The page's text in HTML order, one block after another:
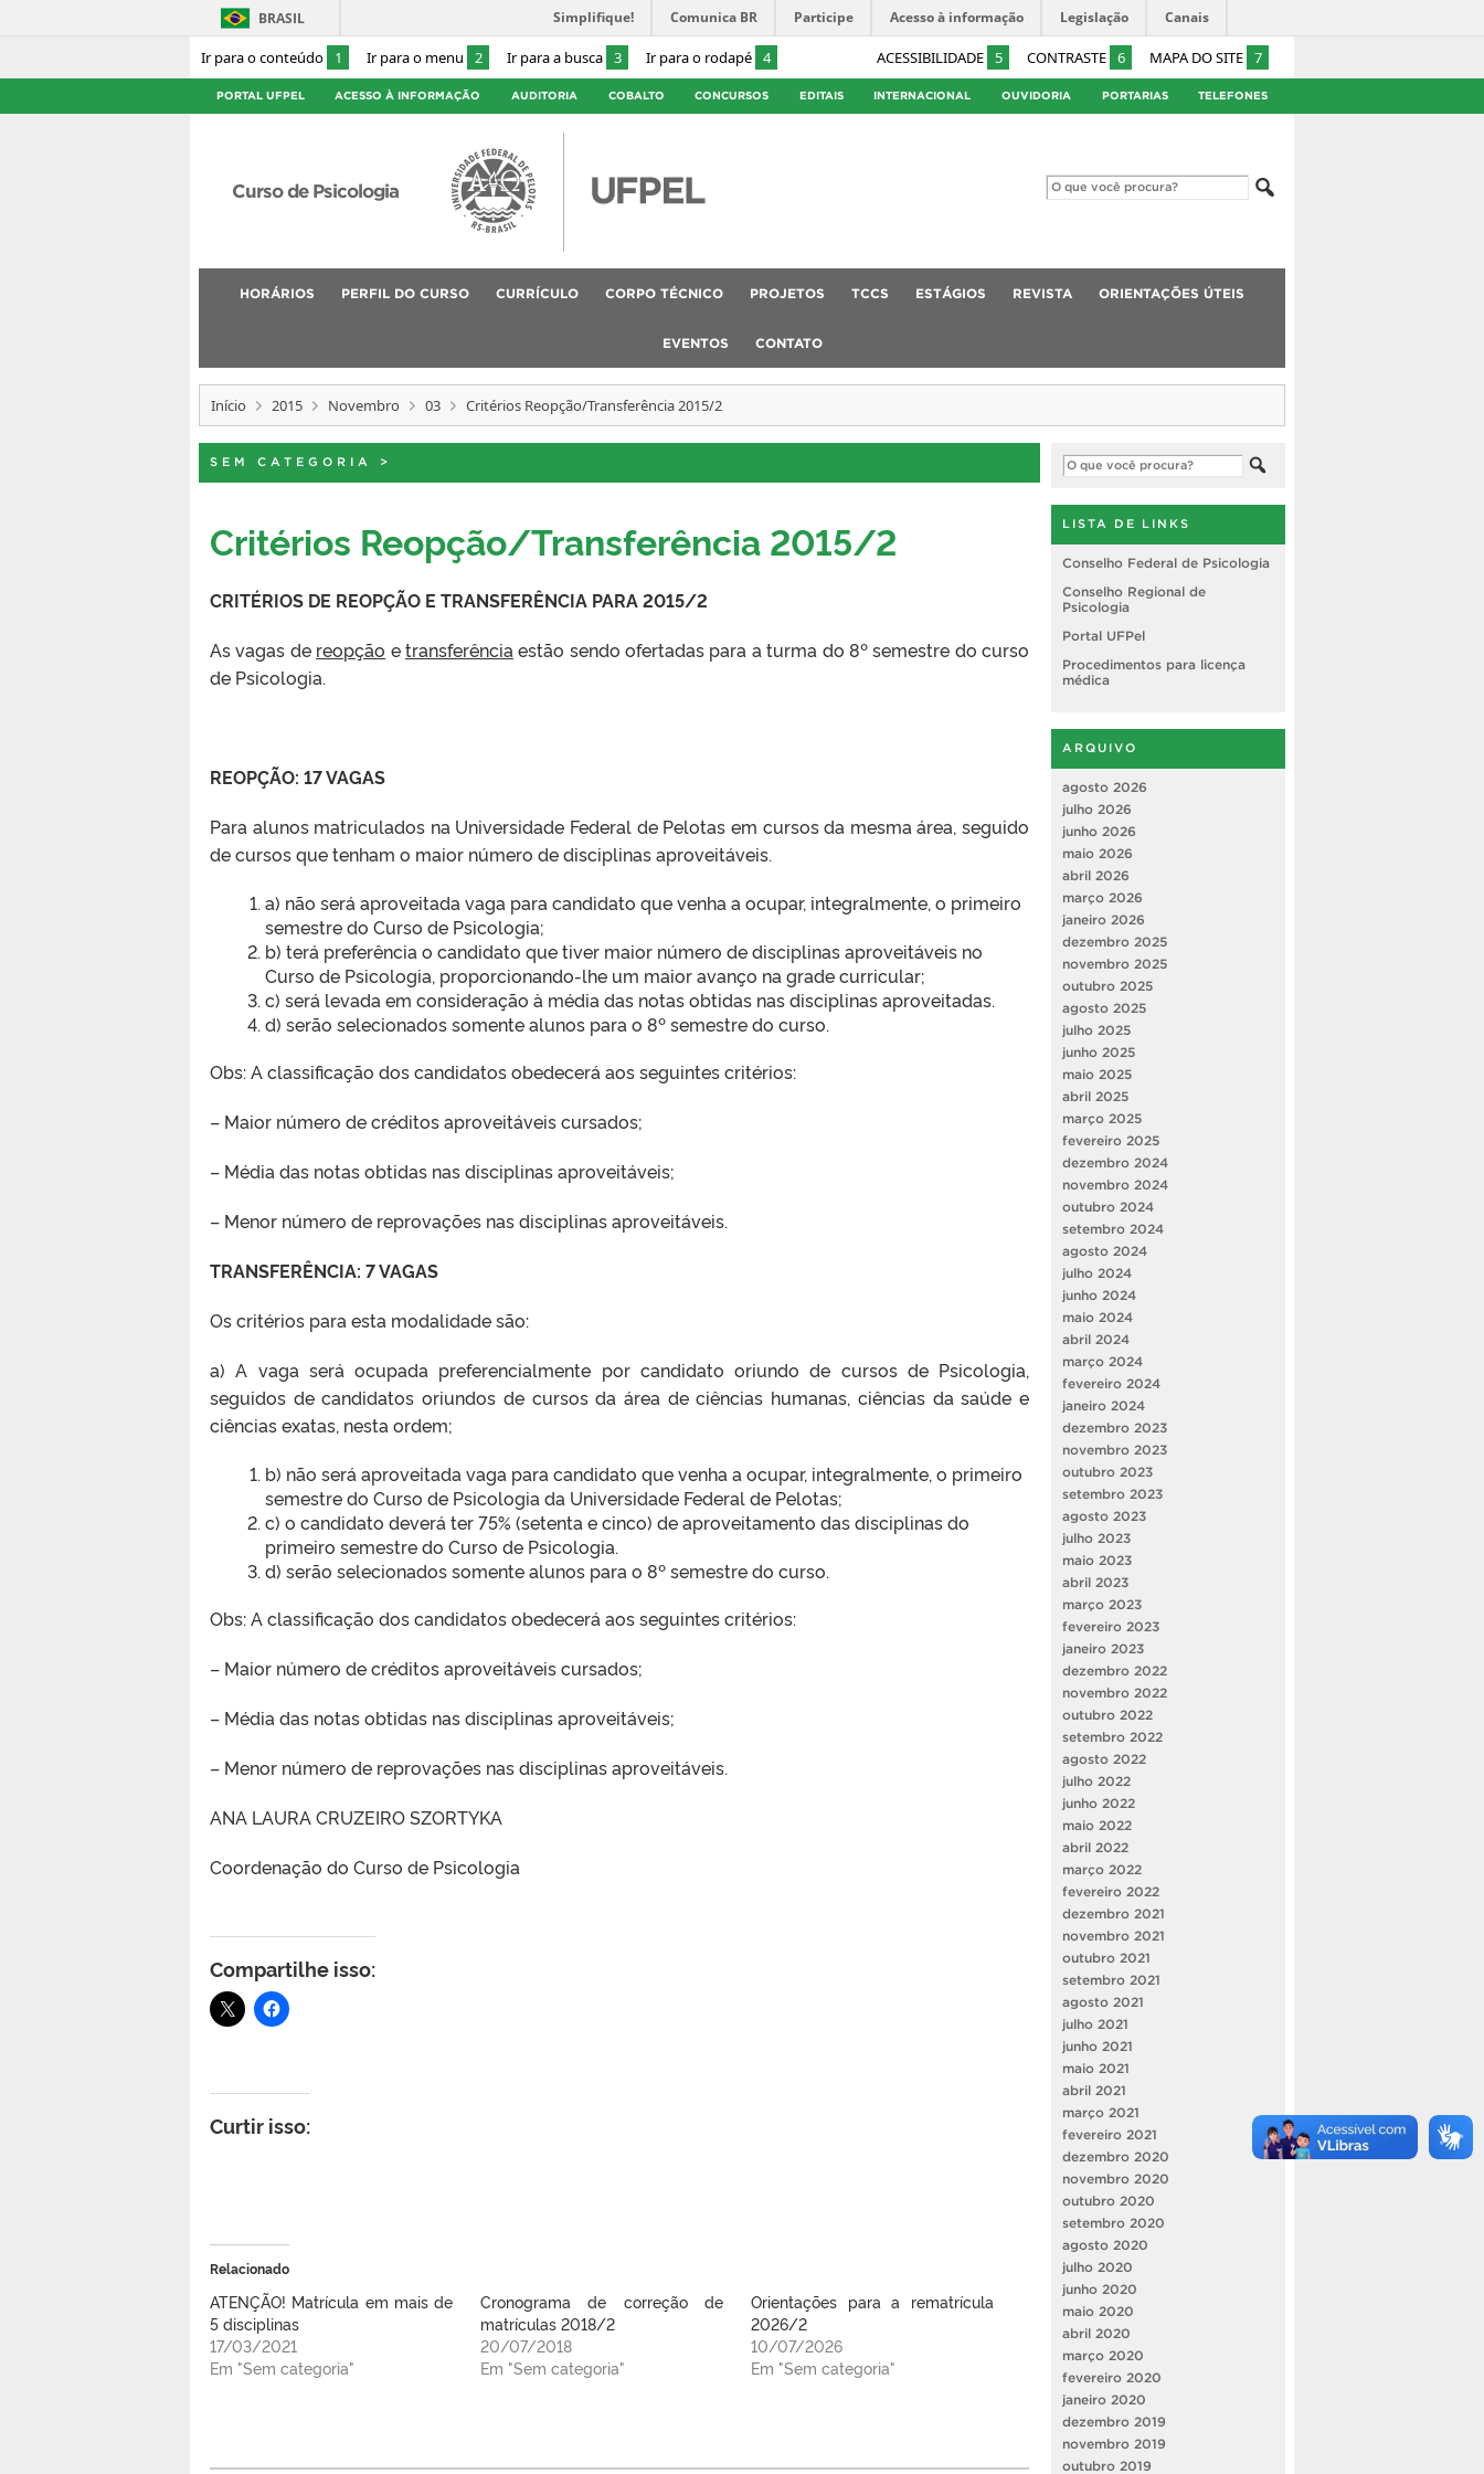
Ir para o conteúdo 1 Ir para o menu 2 Ir para a busca 3 Ir para o rodapé 4 ACESSIBILIDADE 5 CONTRASTE 6 MAPA DO SITE 7
BRASIL Simplifique! Comunica BR Participe Acesso à informação Legislação Canais
PORTAL UFPEL ACESSO À INFORMAÇÃO AUDITORIA COBALTO CONCURSOS EDITAIS INTERNACIONAL OUVIDORIA PORTARIAS TELEFONES
Curso de Psicologia
HORÁRIOS PERFIL DO CURSO CURRÍCULO CORPO TÉCNICO PROJETOS TCCS ESTÁGIOS REVISTA ORIENTAÇÕES ÚTEIS
EVENTOS CONTATO
Início 2015 Novembro 03 Critérios Reopção/Transferência 2015/2
SEM CATEGORIA >
Critérios Reopção/Transferência 2015/2
CRITÉRIOS DE REOPÇÃO E TRANSFERÊNCIA PARA 2015/2
As vagas de reopção etransferência estão sendo ofertadas para a turma do 8º semestre do curso
de Psicologia.
REOPÇÃO: 17 VAGAS
Para alunos matriculados na Universidade Federal de Pelotas em cursos da mesma área, seguido
de cursos que tenham o maior número de disciplinas aproveitáveis.
a) não será aproveitada vaga para candidato que venha a ocupar, integralmente, o primeiro
semestre do Curso de Psicologia;
b) terá preferência o candidato que tiver maior número de disciplinas aproveitáveis no
Curso de Psicologia, proporcionando-lhe um maior avanço na grade curricular;
c) será levada em consideração à média das notas obtidas nas disciplinas aproveitadas.
d) serão selecionados somente alunos para o 8º semestre do curso.
Obs: A classificação dos candidatos obedecerá aos seguintes critérios:
– Maior número de créditos aproveitáveis cursados;
– Média das notas obtidas nas disciplinas aproveitáveis;
– Menor número de reprovações nas disciplinas aproveitáveis.
TRANSFERÊNCIA: 7 VAGAS
Os critérios para esta modalidade são:
a) A vaga será ocupada preferencialmente por candidato oriundo de cursos de Psicologia,
seguidos de candidatos oriundos de cursos da área de ciências humanas, ciências da saúde e
ciências exatas, nesta ordem;
b) não será aproveitada vaga para candidato que venha a ocupar, integralmente, o primeiro
semestre do Curso de Psicologia da Universidade Federal de Pelotas;
c) o candidato deverá ter 75% (setenta e cinco) de aproveitamento das disciplinas do
primeiro semestre do Curso de Psicologia.
d) serão selecionados somente alunos para o 8º semestre do curso.
Obs: A classificação dos candidatos obedecerá aos seguintes critérios:
– Maior número de créditos aproveitáveis cursados;
– Média das notas obtidas nas disciplinas aproveitáveis;
– Menor número de reprovações nas disciplinas aproveitáveis.
ANA LAURA CRUZEIRO SZORTYKA
Coordenação do Curso de Psicologia
Compartilhe isso:
Curtir isso:
Relacionado
ATENÇÃO! Matrícula em mais de
5 disciplinas
17/03/2021
Em "Sem categoria"
Cronograma de correção de
matrículas 2018/2
20/07/2018
Em "Sem categoria"
Orientações para a rematrícula
2026/2
10/07/2026
Em "Sem categoria"
LISTA DE LINKS
Conselho Federal de Psicologia
Conselho Regional de
Psicologia
Portal UFPel
Procedimentos para licença
médica
ARQUIVO
agosto 2026
julho 2026
junho 2026
maio 2026
abril 2026
março 2026
janeiro 2026
dezembro 2025
novembro 2025
outubro 2025
agosto 2025
julho 2025
junho 2025
maio 2025
abril 2025
março 2025
fevereiro 2025
dezembro 2024
novembro 2024
outubro 2024
setembro 2024
agosto 2024
julho 2024
junho 2024
maio 2024
abril 2024
março 2024
fevereiro 2024
janeiro 2024
dezembro 2023
novembro 2023
outubro 2023
setembro 2023
agosto 2023
julho 2023
maio 2023
abril 2023
março 2023
fevereiro 2023
janeiro 2023
dezembro 2022
novembro 2022
outubro 2022
setembro 2022
agosto 2022
julho 2022
junho 2022
maio 2022
abril 2022
março 2022
fevereiro 2022
dezembro 2021
novembro 2021
outubro 2021
setembro 2021
agosto 2021
julho 2021
junho 2021
maio 2021
abril 2021
março 2021
fevereiro 2021
dezembro 2020
novembro 2020
outubro 2020
setembro 2020
agosto 2020
julho 2020
junho 2020
maio 2020
abril 2020
março 2020
fevereiro 2020
janeiro 2020
dezembro 2019
novembro 2019
outubro 2019